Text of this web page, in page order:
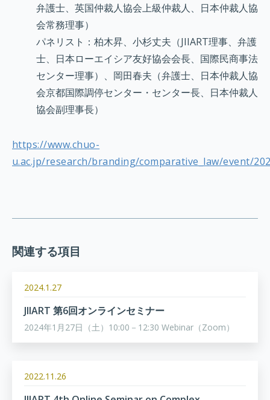
弁護士、英国仲裁人協会上級仲裁人、日本仲裁人協
会常務理事）
パネリスト：柏木昇、小杉丈夫（JIIART理事、弁護
士、日本ローエイシア友好協会会長、国際民商事法
センター理事）、岡田春夫（弁護士、日本仲裁人協
会京都国際調停センター・センター長、日本仲裁人
協会副理事長）
https://www.chuo-
u.ac.jp/research/branding/comparative_law/event/
関連する項目
2024.1.27
JIIART 第6回オンラインセミナー
2024年1月27日（土）10:00－12:30 Webinar（Zoom）
2022.11.26